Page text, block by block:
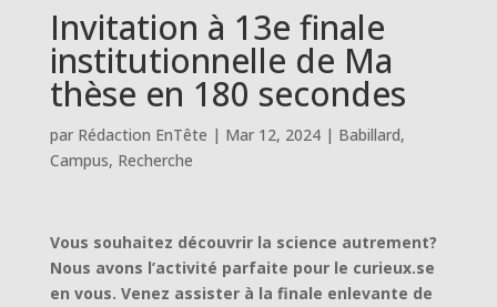
Invitation à 13e finale
institutionnelle de Ma
thèse en 180 secondes
par Rédaction EnTête | Mar 12, 2024| Babillard,
Campus, Recherche
Vous souhaitez découvrir la science autrement?
Nous avons l’activité parfaite pour le curieux.se
en vous. Venez assister à la finale enlevante de